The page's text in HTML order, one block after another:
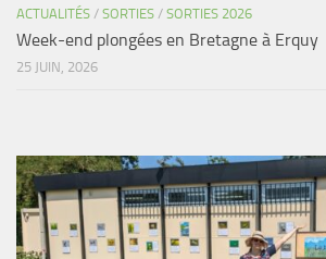
ACTUALITÉS / SORTIES / SORTIES 2026
Week-end plongées en Bretagne à Erquy
25 JUIN, 2026